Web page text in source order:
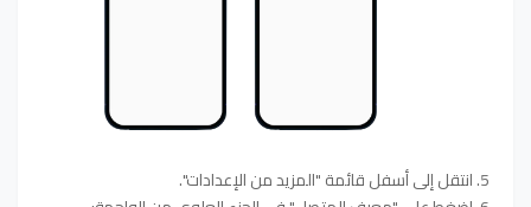
5. انتقل إلى أسفل قائمة "المزيد من الإعدادات".